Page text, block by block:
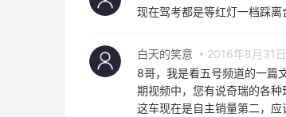
现在驾考都是等红灯一档踩离
白天的笑意
2016年8月31
8哥，我是看五号频道的一篇
期视频中，您有说奇瑞的各
这车现在是自主销量第二，